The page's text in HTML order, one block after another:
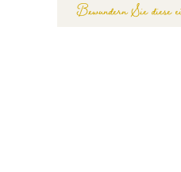
Bewundern Sie diese